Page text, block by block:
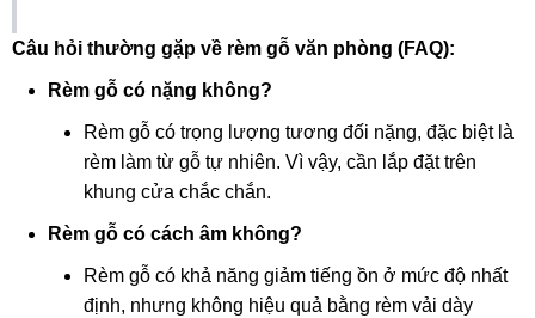
Câu hỏi thường gặp về rèm gỗ văn phòng (FAQ):
Rèm gỗ có nặng không?
Rèm gỗ có trọng lượng tương đối nặng, đặc biệt là
rèm làm từ gỗ tự nhiên. Vì vậy, cần lắp đặt trên
khung cửa chắc chắn.
Rèm gỗ có cách âm không?
Rèm gỗ có khả năng giảm tiếng ồn ở mức độ nhất
định, nhưng không hiệu quả bằng rèm vải dày